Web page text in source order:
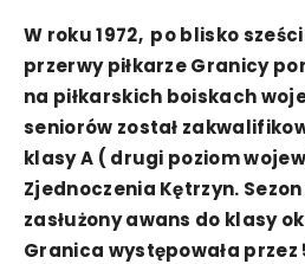
W roku 1972, po blisko
przerwy piłkarze Granicy
na piłkarskich boiskach
seniorów został
klasy A ( drugi poziom
Zjednoczenia Kętrzyn. Sezon
zasłużony awans do klasy
Granica występowała